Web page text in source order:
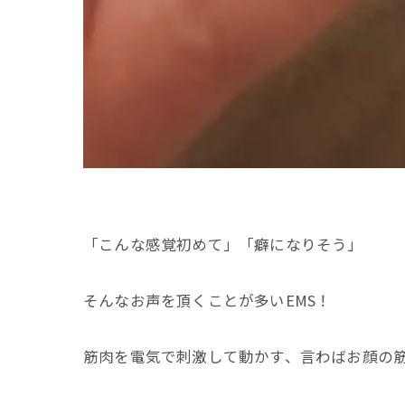
「こんな感覚初めて」「癖になりそう」
そんなお声を頂くことが多いEMS！
筋肉を電気で刺激して動かす、言わばお顔の